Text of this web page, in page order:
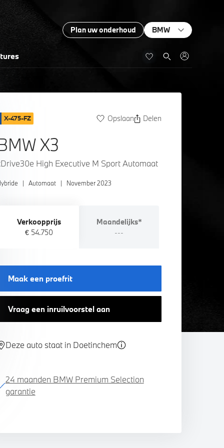
Plan uw onderhoud BMW
X-475-FZ Opslaan Delen
X3
High Executive M Sport Automaat
| Automaat | November 2023
Verkoopprijs
€ 54.750
Maandelijks*
---
Maak een proefrit
Vraag een inruilvoorstel aan
Deze auto staat in Doetinchem
24 maanden BMW Premium Selection
garantie